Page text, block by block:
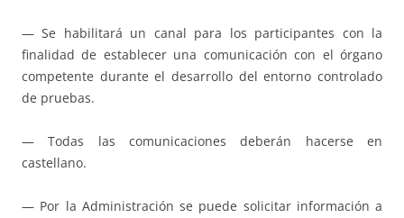
— Se habilitará un canal para los participantes con la
finalidad de establecer una comunicación con el órgano
competente durante el desarrollo del entorno controlado
de pruebas.
— Todas las comunicaciones deberán hacerse en
castellano.
— Por la Administración se puede solicitar información a